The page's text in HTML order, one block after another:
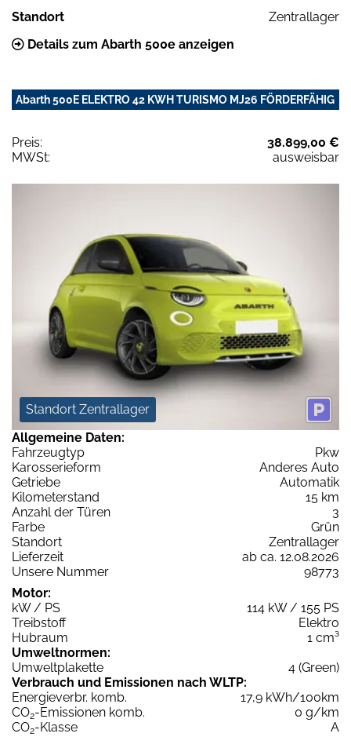
Standort
Zentrallager
Details zum Abarth 500e anzeigen
Abarth 500E ELEKTRO 42 KWH TURISMO MJ26 FÖRDERFÄHIG
Preis:
38.899,00 €
MWSt:
ausweisbar
Standort Zentrallager
Allgemeine Daten:
Fahrzeugtyp
Pkw
Karosserieform
Anderes Auto
Getriebe
Automatik
Kilometerstand
15 km
Anzahl der Türen
3
Farbe
Grün
Standort
Zentrallager
Lieferzeit
ab ca. 12.08.2026
Unsere Nummer
98773
Motor:
kW / PS
114 kW / 155 PS
Treibstoff
Elektro
Hubraum
1 cm³
Umweltnormen:
Umweltplakette
4 (Green)
Verbrauch und Emissionen nach WLTP:
Energieverbr. komb.
17,9 kWh/100km
CO2-Emissionen komb.
0 g/km
CO2-Klasse A